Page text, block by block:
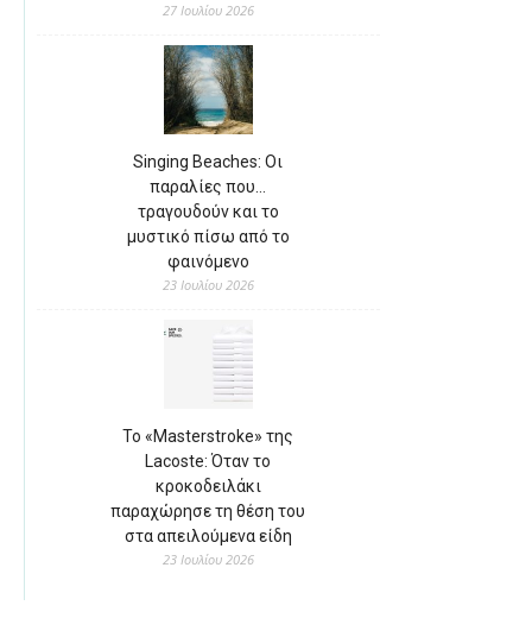
27 Ιουλίου 2026
Singing Beaches: Οι
παραλίες που…
τραγουδούν και το
μυστικό πίσω από το
φαινόμενο
23 Ιουλίου 2026
Το «Masterstroke» της
Lacoste: Όταν το
κροκοδειλάκι
παραχώρησε τη θέση του
στα απειλούμενα είδη
23 Ιουλίου 2026